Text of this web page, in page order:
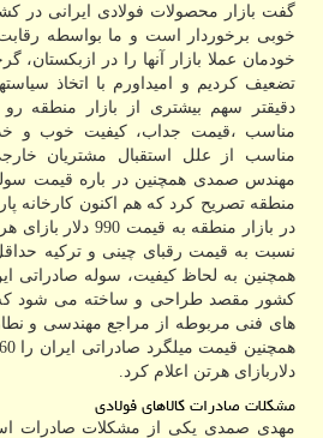
گفت بازار محصولات فولادی ایرانی در
خوبی برخوردار است و ما بواسطه رقابت
خودمان عملا بازار آنها را در
تضعیف کردیم و امیداورم با اتخاذ
دقیقتر سهم بیشتری از بازار منطقه
مناسب ،قیمت جداب، کیفیت خوب و
مناسب از علل استقبال مشتریان
مهندس صمدی همچنین در باره قیمت
منطقه تصریح کرد که هم اکنون کارخانه
در بازار منطقه به
همچنین به لحاظ کیفیت، سوله صادراتی
کشور مقصد طراحی و ساخته می شود که
های فنی مربوطه از مراجع مهندسی و
دلاربازای هرتن اعلام کرد.
مشکلات صادرات کالاهای فولادی
مهدی صمدی یکی از مشکلات صادرات